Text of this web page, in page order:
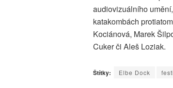
audiovizuálního
katakombách
Kociánová, Marek
Cuker či Aleš Loziak.
Štítky: Elbe Dock